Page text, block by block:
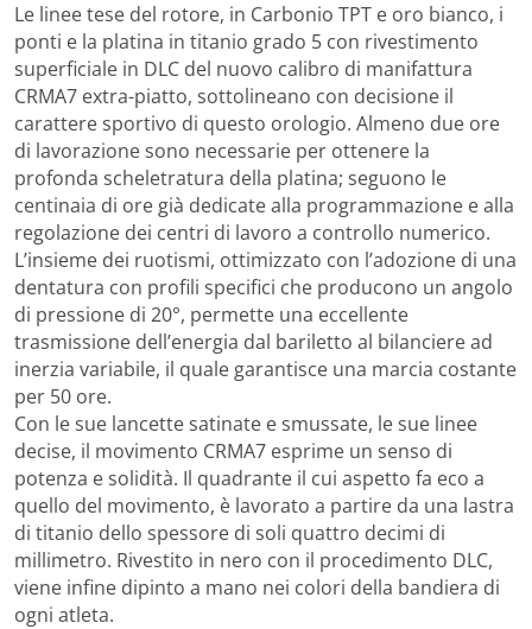
Le linee tese del rotore, in Carbonio TPT e oro bianco, i
ponti e la platina in titanio grado 5 con rivestimento
superficiale in DLC del nuovo calibro di manifattura
CRMA7 extra-piatto, sottolineano con decisione il
carattere sportivo di questo orologio. Almeno due ore
di lavorazione sono necessarie per ottenere la
profonda scheletratura della platina; seguono le
centinaia di ore già dedicate alla programmazione e alla
regolazione dei centri di lavoro a controllo numerico.
L’insieme dei ruotismi, ottimizzato con l’adozione di una
dentatura con profili specifici che producono un angolo
di pressione di 20°, permette una eccellente
trasmissione dell’energia dal bariletto al bilanciere ad
inerzia variabile, il quale garantisce una marcia costante
per 50 ore.
Con le sue lancette satinate e smussate, le sue linee
decise, il movimento CRMA7 esprime un senso di
potenza e solidità. Il quadrante il cui aspetto fa eco a
quello del movimento, è lavorato a partire da una lastra
di titanio dello spessore di soli quattro decimi di
millimetro. Rivestito in nero con il procedimento DLC,
viene infine dipinto a mano nei colori della bandiera di
ogni atleta.